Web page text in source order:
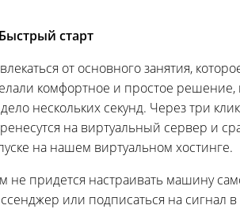
старт
от основного занятия,
комфортное и простое решение,
нескольких секунд. Через три
на виртуальный сервер и
на нашем виртуальном хостинге.
не придется настраивать машину
или подписаться на сигнал